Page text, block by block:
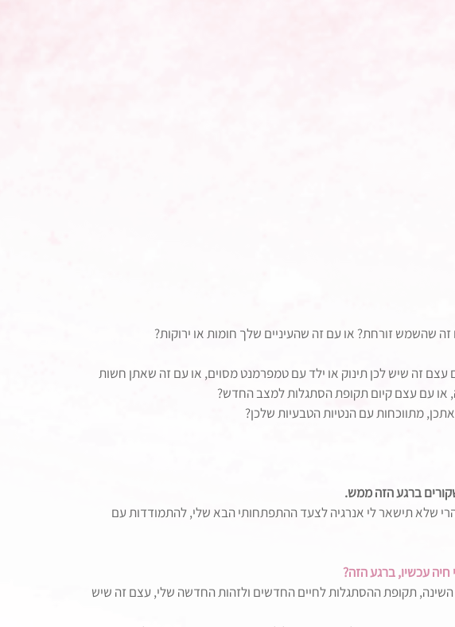
שהשמש זורחת? או עם זה שהעיניים שלך חומות או ירוקות?
זה שיש לכן תינוק או ילד עם טמפרמנט מסוים, או עם זה שאתן חשות
עם עצם קיום תקופת הסתגלות למצב החדש?
מתווכחות עם הנטיות הטבעיות שלכן?
ברגע הזה ממש.
שלא תישאר לי אנרגיה לצעד ההתפתחותי הבא שלי, להתמודדות עם
עכשיו, ברגע הזה?
השינה, תקופת ההסתגלות לחיים החדשים ולזהות החדשה שלי, עצם זה שיש